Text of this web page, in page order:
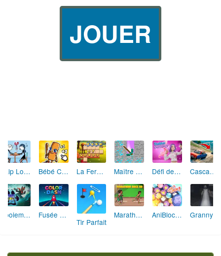
JOUER
Skip Love: L'Amour en Péril Bébé Clic Italien: La Folie des Petits Bambins La Ferme des Mots - Cultivez votre Vocabulaire Maître de la Destruction: Fusion de Pioches Défi de Mode: Star du Podium Cascades Folles 3D
Aboiement Stellaire : Aventure Canine Fusée Chromatique: La Course des Couleurs
Tir Parfait
Marathon Champion io AniBlocos: Connecte les Animaux Mignons!